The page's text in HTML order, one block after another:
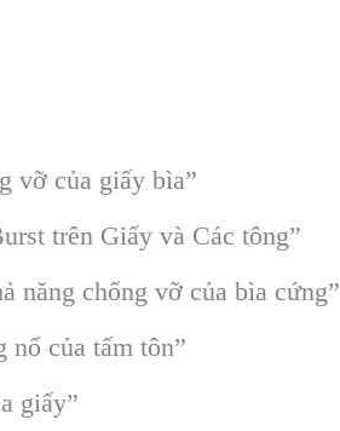
vỡ của giấy bìa”
trên Giấy và Các tông”
năng chống vỡ của bìa cứng”
nổ của tấm tôn”
giấy”